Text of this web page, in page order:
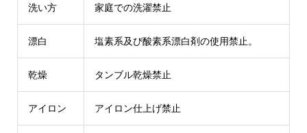
洗い方 家庭での洗濯禁止
漂白 塩素系及び酸素系漂白剤の使用禁止。
乾燥 タンブル乾燥禁止
アイロン アイロン仕上げ禁止